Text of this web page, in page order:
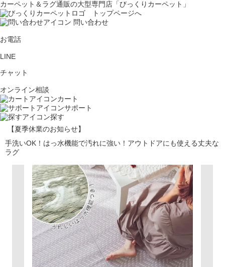
カーペット＆ラグ通販の大型専門店「びっくりカーペット」
問い合わせ
お電話
LINE
チャット
オンライン相談
カート
サポート
探す
【夏季休業のお知らせ】
手洗いOK！はっ水機能で汚れに強い！アウトドアにも使える丈夫な
ラグ